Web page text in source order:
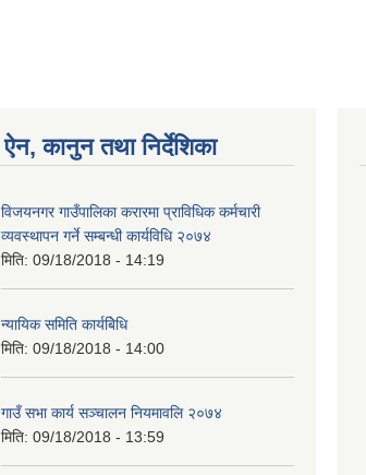
ऐन, कानुन तथा निर्देशिका
विजयनगर गाउँपालिका करारमा प्राविधिक कर्मचारी
व्यवस्थापन गर्ने सम्बन्धी कार्यविधि २०७४
मिति: 09/18/2018 - 14:19
न्यायिक समिति कार्यबिेधि
मिति: 09/18/2018 - 14:00
गाउँ सभा कार्य सञ्चालन नियमावलि २०७४
मिति: 09/18/2018 - 13:59